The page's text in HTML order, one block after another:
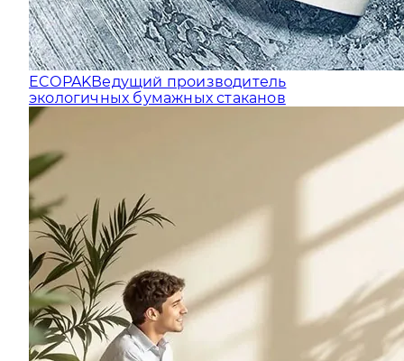
ECOPAKВедущий производитель
экологичных бумажных стаканов